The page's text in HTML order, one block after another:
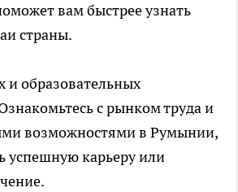
вам быстрее узнать
страны.
и образовательных
с рынком труда и
возможностями в Румынии,
успешную карьеру или